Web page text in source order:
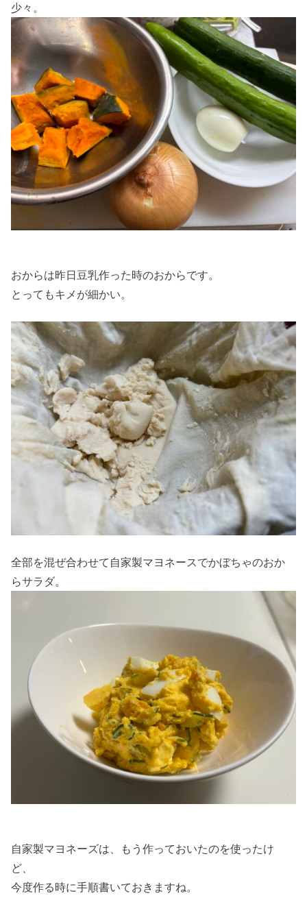
少々。
おからは昨日豆乳作った時のおからです。
とってもキメが細かい。
全部を混ぜ合わせて自家製マヨネースでかぼちゃのおか
らサラダ。
自家製マヨネーズは、もう作っておいたのを使ったけ
ど、
今度作る時に手順書いておきますね。